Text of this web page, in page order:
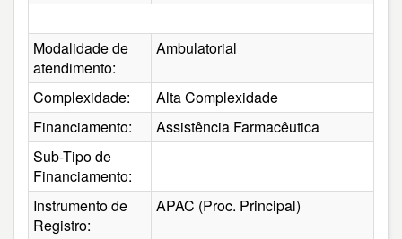
Modalidade de
atendimento:
Ambulatorial
Complexidade:
Alta Complexidade
Financiamento:
Assistência Farmacêutica
Sub-Tipo de
Financiamento:
Instrumento de
Registro:
APAC (Proc. Principal)